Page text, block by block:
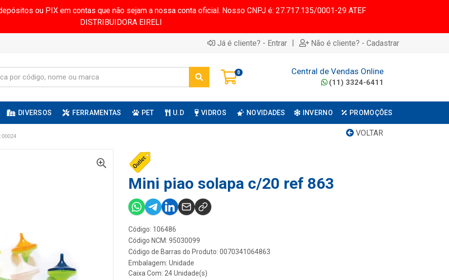
ou PIX em contas que não sejam a nossa conta oficial. Nosso CNPJ é: 27.717.135/0001-29 ATEF
DISTRIBUIDORA EIRELI
Já é cliente? - Entrar | Não é cliente? - Cadastrar
0 Central de Vendas Online
(11) 3324-6411
DIVERSOS FERRAMENTAS PET U.D VIDROS NOVIDADES INVERNO PROMOÇÕES
VOLTAR
Mini piao solapa c/20 ref 863
Código: 106486
Código NCM: 95030099
Código de Barras do Produto: 0070341064863
Embalagem: Unidade
Caixa Com: 24 Unidade(s)